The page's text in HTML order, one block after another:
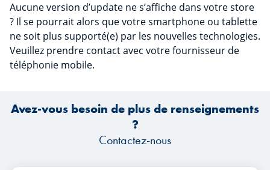
Aucune version d’update ne s’affiche dans votre store
? Il se pourrait alors que votre smartphone ou tablette
ne soit plus supporté(e) par les nouvelles technologies.
Veuillez prendre contact avec votre fournisseur de
téléphonie mobile.
Avez-vous besoin de plus de renseignements
?
Contactez-nous